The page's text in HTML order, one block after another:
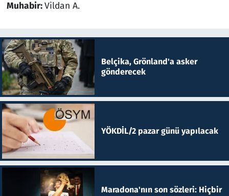
Muhabir:Vildan A.
Belçika, Grönland'a asker
gönderecek
YÖKDİL/2 pazar günü yapılacak
Maradona'nın son sözleri: Hiçbir